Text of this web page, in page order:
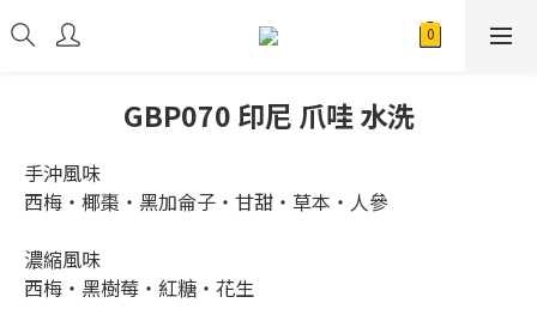
GBP070 印尼 爪哇 水洗
手沖風味
西梅・椰棗・黑加侖子・甘甜・草本・人參
濃縮風味
西梅・黑樹莓・紅糖・花生